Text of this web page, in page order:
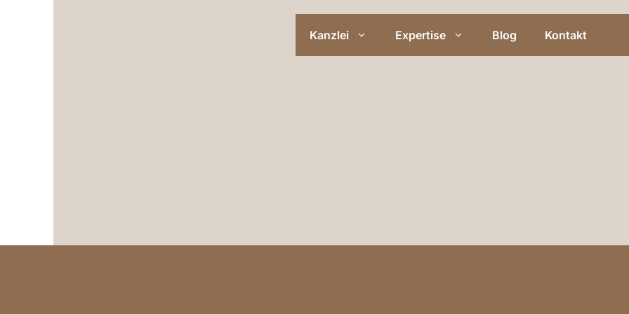
Kanzlei Expertise Blog Kontakt